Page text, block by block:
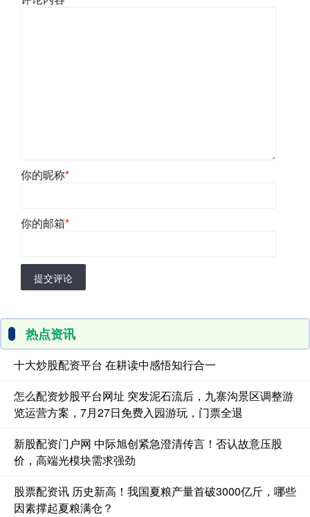
你的昵称*
你的邮箱*
提交评论
热点资讯
十大炒股配资平台 在耕读中感悟知行合一
怎么配资炒股平台网址 突发泥石流后，九寨沟景区调整游
览运营方案，7月27日免费入园游玩，门票全退
新股配资门户网 中际旭创紧急澄清传言！否认故意压股
价，高端光模块需求强劲
股票配资讯 历史新高！我国夏粮产量首破3000亿斤，哪些
因素撑起夏粮满仓？